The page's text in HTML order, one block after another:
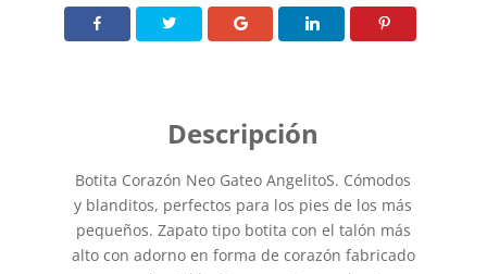
Botita Corazón Neo Gateo AngelitoS. Cómodos
y blanditos, perfectos para los pies de los más
pequeños. Zapato tipo botita con el talón más
alto con adorno en forma de corazón fabricado